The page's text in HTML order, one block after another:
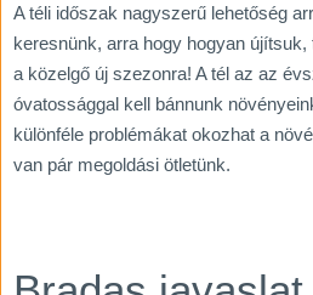
A téli időszak nagyszerű lehetőség
keresnünk, arra hogy hogyan
a közelgő új szezonra! A tél az az
óvatossággal kell bánnunk
különféle problémákat okozhat a
van pár megoldási ötletünk.